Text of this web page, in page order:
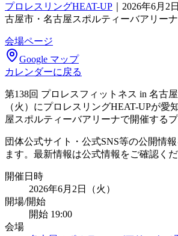
プロレスリングHEAT-UP
2026年6月2
古屋市・名古屋スポルティーバアリーナ
会場ページ
Google マップ
カレンダーに戻る
第138回 プロレスフィットネス in 名古
（火）にプロレスリングHEAT-UPが愛
屋スポルティーバアリーナで開催する
団体公式サイト・公式SNS等の公開情
ます。最新情報は公式情報をご確認くだ
開催日時
2026年6月2日（火）
開場/開始
開始 19:00
会場